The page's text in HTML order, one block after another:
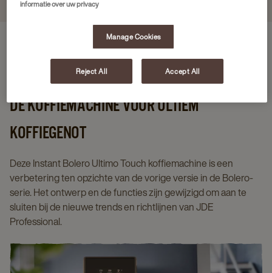
Voordelen van de machineSpecificatiesSoorten dranken
DE KOFFIEMACHINE VOOR ULTIEM
KOFFIEGENOT​
Deze Instant Bolero Ultimo Touch koffiemachine is een
verbetering ten opzichte van de vorige versie in de Bolero-
serie. Het ontwerp en de functies zijn gewijzigd om aan te
sluiten bij de nieuwe trends en richtlijnen van JDE
Professional.
informatie over uw privacy
Manage Cookies
Reject All Accept All